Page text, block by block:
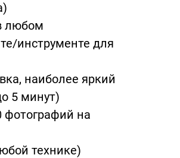
любом
инструменте для
наиболее яркий
5 минут)
фотографий на
технике)